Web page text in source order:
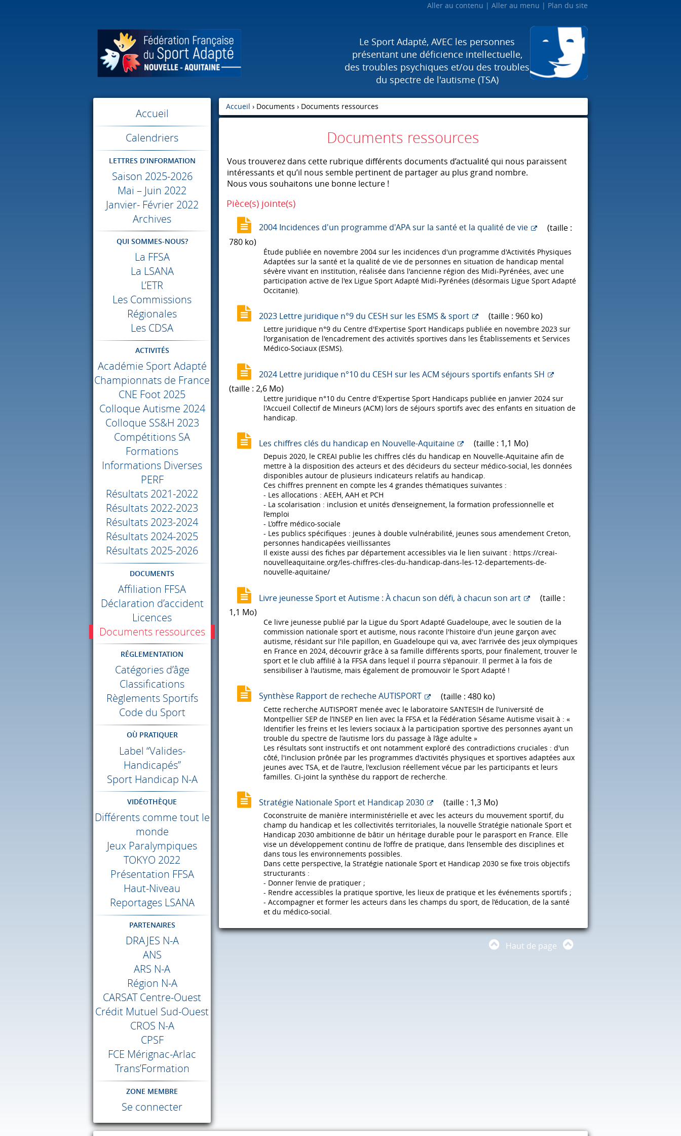
Aller au contenu Aller au menu Plan du site
Le Sport Adapté, AVEC les personnes
présentant une déficience intellectuelle,
des troubles psychiques et/ou des troubles
du spectre de l'autisme (TSA)
Accueil
Calendriers
LETTRES D’INFORMATION
Saison 2025-2026
Mai – Juin 2022
Janvier- Février 2022
Archives
QUI SOMMES-NOUS?
La FFSA
La LSANA
L’ETR
Les Commissions
Régionales
Les CDSA
ACTIVITÉS
Académie Sport Adapté
Championnats de France
CNE Foot 2025
Colloque Autisme 2024
Colloque SS&H 2023
Compétitions SA
Formations
Informations Diverses
PERF
Résultats 2021-2022
Résultats 2022-2023
Résultats 2023-2024
Résultats 2024-2025
Résultats 2025-2026
DOCUMENTS
Affiliation FFSA
Déclaration d’accident
Licences
Documents ressources
RÉGLEMENTATION
Catégories d’âge
Classifications
Règlements Sportifs
Code du Sport
OÙ PRATIQUER
Label “Valides-
Handicapés”
Sport Handicap N-A
VIDÉOTHÈQUE
Différents comme tout le
monde
Jeux Paralympiques
TOKYO 2022
Présentation FFSA
Haut-Niveau
Reportages LSANA
PARTENAIRES
DRAJES N-A
ANS
ARS N-A
Région N-A
CARSATCentre-Ouest
Crédit Mutuel Sud-Ouest
CROS N-A
CPSF
FCE Mérignac-Arlac
Trans’Formation
ZONE MEMBRE
Se connecter
Accueil › Documents › Documents ressources
Documents ressources
Vous trouverez dans cette rubrique différents documents d’actualité qui nous paraissent
intéressants et qu’il nous semble pertinent de partager au plus grand nombre.
Nous vous souhaitons une bonne lecture !
Pièce(s) jointe(s)
2004 Incidences d'un programme d'APA sur la santé et la qualité de vie
(taille :
780 ko)
Étude publiée en novembre 2004 sur les incidences d'un programme d'Activités Physiques
Adaptées sur la santé et la qualité de vie de personnes en situation de handicap mental
sévère vivant en institution, réalisée dans l'ancienne région des Midi-Pyrénées, avec une
participation active de l'ex Ligue Sport Adapté Midi-Pyrénées (désormais Ligue Sport Adapté
Occitanie).
2023 Lettre juridique n°9 du CESH sur les ESMS & sport (taille : 960 ko)
Lettre juridique n°9 du Centre d'Expertise Sport Handicaps publiée en novembre 2023 sur
l'organisation de l'encadrement des activités sportives dans les Établissements et Services
Médico-Sociaux (ESMS).
2024 Lettre juridique n°10 du CESH sur les ACM séjours sportifs enfants SH
(taille : 2,6 Mo)
Lettre juridique n°10 du Centre d'Expertise Sport Handicaps publiée en janvier 2024 sur
l'Accueil Collectif de Mineurs (ACM) lors de séjours sportifs avec des enfants en situation de
handicap.
Les chiffres clés du handicap en Nouvelle-Aquitaine (taille : 1,1 Mo)
Depuis 2020, le CREAI publie les chiffres clés du handicap en Nouvelle-Aquitaine afin de
mettre à la disposition des acteurs et des décideurs du secteur médico-social, les données
disponibles autour de plusieurs indicateurs relatifs au handicap.
Ces chiffres prennent en compte les 4 grandes thématiques suivantes :
- Les allocations : AEEH, AAH et PCH
- La scolarisation : inclusion et unités d’enseignement, la formation professionnelle et
l’emploi
- L’offre médico-sociale
- Les publics spécifiques : jeunes à double vulnérabilité, jeunes sous amendement Creton,
personnes handicapées vieillissantes
Il existe aussi des fiches par département accessibles via le lien suivant : https://creai-
nouvelleaquitaine.org/les-chiffres-cles-du-handicap-dans-les-12-departements-de-
nouvelle-aquitaine/
Livre jeunesse Sport et Autisme : À chacun son défi, à chacun son art
(taille :
1,1 Mo)
Ce livre jeunesse publié par la Ligue du Sport Adapté Guadeloupe, avec le soutien de la
commission nationale sport et autisme, nous raconte l'histoire d'un jeune garçon avec
autisme, résidant sur l'ile papillon, en Guadeloupe qui va, avec l'arrivée des jeux olympiques
en France en 2024, découvrir grâce à sa famille différents sports, pour finalement, trouver le
sport et le club affilié à la FFSA dans lequel il pourra s'épanouir. Il permet à la fois de
sensibiliser à l'autisme, mais également de promouvoir le Sport Adapté !
Synthèse Rapport de recheche AUTISPORT (taille : 480 ko)
Cette recherche AUTISPORT menée avec le laboratoire SANTESIH de l’université de
Montpellier SEP de l’INSEP en lien avec la FFSA et la Fédération Sésame Autisme visait à : «
Identifier les freins et les leviers sociaux à la participation sportive des personnes ayant un
trouble du spectre de l’autisme lors du passage à l’âge adulte »
Les résultats sont instructifs et ont notamment exploré des contradictions cruciales : d'un
côté, l'inclusion prônée par les programmes d'activités physiques et sportives adaptées aux
jeunes avec TSA, et de l'autre, l'exclusion réellement vécue par les participants et leurs
familles. Ci-joint la synthèse du rapport de recherche.
Stratégie Nationale Sport et Handicap 2030 (taille : 1,3 Mo)
Coconstruite de manière interministérielle et avec les acteurs du mouvement sportif, du
champ du handicap et les collectivités territoriales, la nouvelle Stratégie nationale Sport et
Handicap 2030 ambitionne de bâtir un héritage durable pour le parasport en France. Elle
vise un développement continu de l’offre de pratique, dans l’ensemble des disciplines et
dans tous les environnements possibles.
Dans cette perspective, la Stratégie nationale Sport et Handicap 2030 se fixe trois objectifs
structurants :
- Donner l’envie de pratiquer ;
- Rendre accessibles la pratique sportive, les lieux de pratique et les événements sportifs ;
- Accompagner et former les acteurs dans les champs du sport, de l’éducation, de la santé
et du médico-social.
Haut de page